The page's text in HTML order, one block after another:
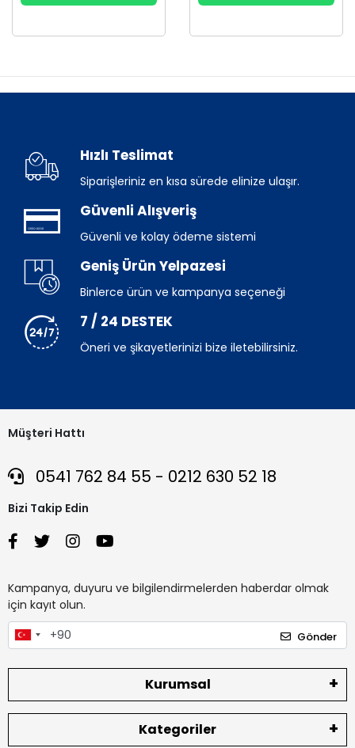
Hızlı Teslimat
Siparişleriniz en kısa sürede elinize ulaşır.
Güvenli Alışveriş
Güvenli ve kolay ödeme sistemi
Geniş Ürün Yelpazesi
Binlerce ürün ve kampanya seçeneği
7 / 24 DESTEK
Öneri ve şikayetlerinizi bize iletebilirsiniz.
Müşteri Hattı
0541 762 84 55 - 0212 630 52 18
Bizi Takip Edin
Kampanya, duyuru ve bilgilendirmelerden haberdar olmak
için kayıt olun.
Gönder
Kurumsal
Kategoriler